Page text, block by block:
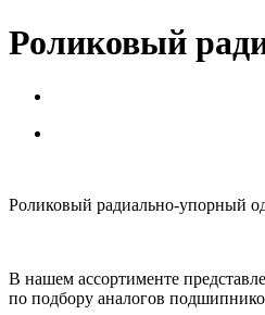
Роликовый
Роликовый радиально-упорный
В нашем ассортименте
по подбору аналогов